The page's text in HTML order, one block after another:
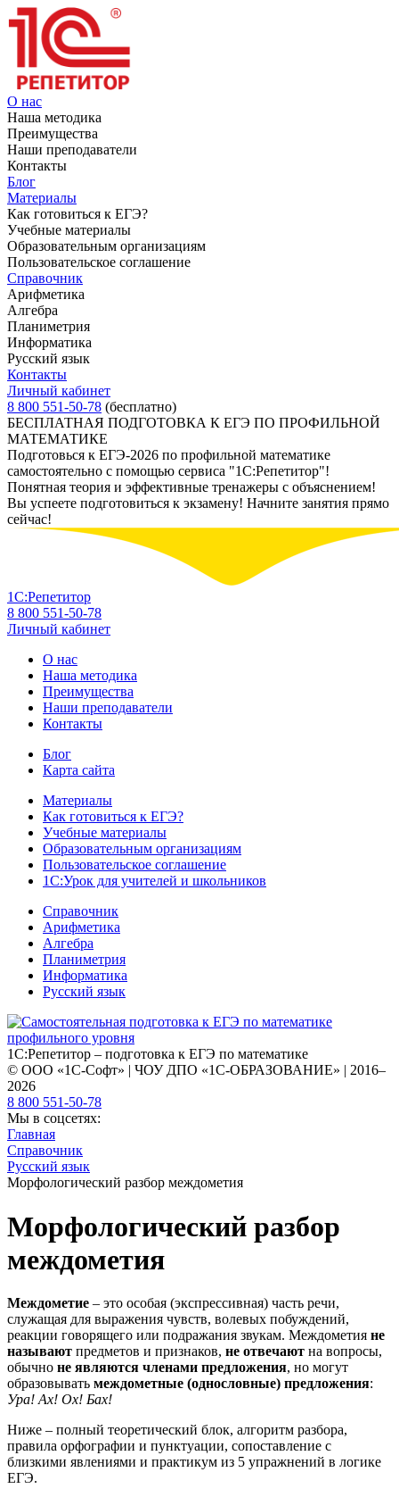
О нас
Наша методика
Преимущества
Наши преподаватели
Контакты
Блог
Материалы
Как готовиться к ЕГЭ?
Учебные материалы
Образовательным организациям
Пользовательское соглашение
Справочник
Арифметика
Алгебра
Планиметрия
Информатика
Русский язык
Контакты
Личный кабинет
8 800 551-50-78 (бесплатно)
БЕСПЛАТНАЯ ПОДГОТОВКА К ЕГЭ ПО ПРОФИЛЬНОЙ
МАТЕМАТИКЕ
Подготовься к ЕГЭ-2026 по профильной математике
самостоятельно с помощью сервиса "1С:Репетитор"!
Понятная теория и эффективные тренажеры с объяснением!
Вы успеете подготовиться к экзамену! Начните занятия прямо
сейчас!
1С:Репетитор
8 800 551-50-78
Личный кабинет
О нас
Наша методика
Преимущества
Наши преподаватели
Контакты
Блог
Карта сайта
Материалы
Как готовиться к ЕГЭ?
Учебные материалы
Образовательным организациям
Пользовательское соглашение
1С:Урок для учителей и школьников
Справочник
Арифметика
Алгебра
Планиметрия
Информатика
Русский язык
1С:Репетитор – подготовка к ЕГЭ по математике
© ООО «1С-Софт» | ЧОУ ДПО «1С-ОБРАЗОВАНИЕ» | 2016–
2026
8 800 551-50-78
Мы в соцсетях:
Главная
Справочник
Русский язык
Морфологический разбор междометия
Морфологический разбор
междометия
Междометие – это особая (экспрессивная) часть речи,
служащая для выражения чувств, волевых побуждений,
реакции говорящего или подражания звукам. Междометия не
называют предметов и признаков, не отвечают на вопросы,
обычно не являются членами предложения, но могут
образовывать междометные (однословные) предложения:
Ура! Ах! Ох! Бах!
Ниже – полный теоретический блок, алгоритм разбора,
правила орфографии и пунктуации, сопоставление с
близкими явлениями и практикум из 5 упражнений в логике
ЕГЭ.